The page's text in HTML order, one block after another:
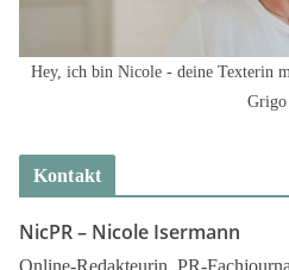
Hey, ich bin Nicole - deine Texterin
Grigo
Kontakt
NicPR – Nicole Isermann
Online-Redakteurin, PR-